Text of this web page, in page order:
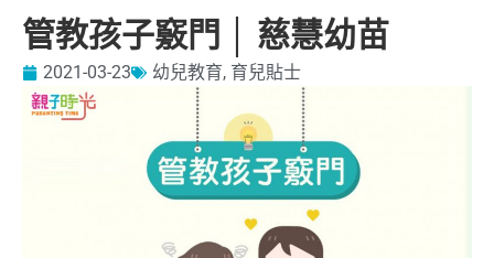
管教孩子竅門 │ 慈慧幼苗
2021-03-23 幼兒教育, 育兒貼士